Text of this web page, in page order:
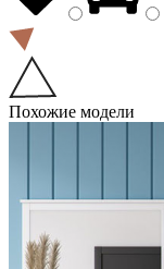
Похожие модели